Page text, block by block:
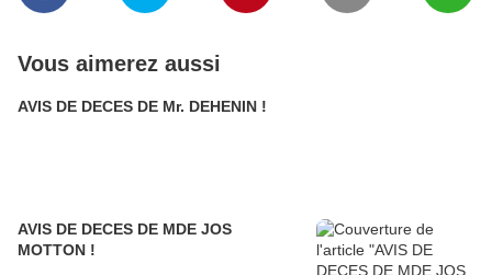
Vous aimerez aussi
AVIS DE DECES DE Mr. DEHENIN !
AVIS DE DECES DE MDE JOS
MOTTON !